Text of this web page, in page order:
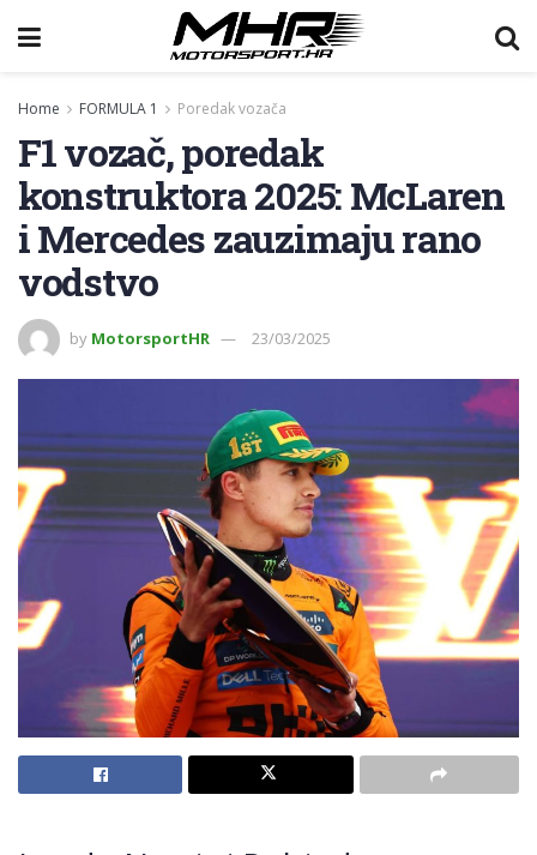
Home FORMULA 1 Poredak vozača
F1 vozač, poredak
konstruktora 2025: McLaren
i Mercedes zauzimaju rano
vodstvo
by MotorsportHR 23/03/2025